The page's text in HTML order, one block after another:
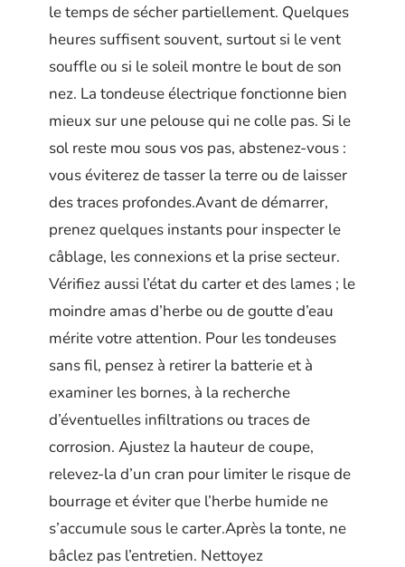
le temps de sécher partiellement. Quelques
heures suffisent souvent, surtout si le vent
souffle ou si le soleil montre le bout de son
nez. La tondeuse électrique fonctionne bien
mieux sur une pelouse qui ne colle pas. Si le
sol reste mou sous vos pas, abstenez-vous :
vous éviterez de tasser la terre ou de laisser
des traces profondes.Avant de démarrer,
prenez quelques instants pour inspecter le
câblage, les connexions et la prise secteur.
Vérifiez aussi l’état du carter et des lames ; le
moindre amas d’herbe ou de goutte d’eau
mérite votre attention. Pour les tondeuses
sans fil, pensez à retirer la batterie et à
examiner les bornes, à la recherche
d’éventuelles infiltrations ou traces de
corrosion. Ajustez la hauteur de coupe,
relevez-la d’un cran pour limiter le risque de
bourrage et éviter que l’herbe humide ne
s’accumule sous le carter.Après la tonte, ne
bâclez pas l’entretien. Nettoyez